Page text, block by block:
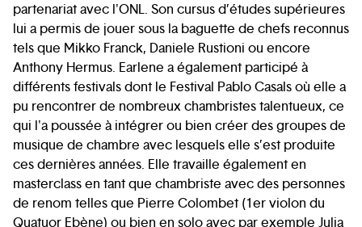
partenariat avec l'ONL. Son cursus d’études supérieures
lui a permis de jouer sous la baguette de chefs reconnus
tels que Mikko Franck, Daniele Rustioni ou encore
Anthony Hermus. Earlene a également participé à
différents festivals dont le Festival Pablo Casals où elle a
pu rencontrer de nombreux chambristes talentueux, ce
qui l'a poussée à intégrer ou bien créer des groupes de
musique de chambre avec lesquels elle s’est produite
ces dernières années. Elle travaille également en
masterclass en tant que chambriste avec des personnes
de renom telles que Pierre Colombet (1er violon du
Quatuor Ebène) ou bien en solo avec par exemple Julia